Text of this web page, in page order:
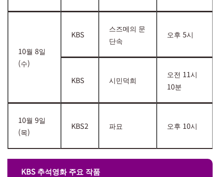
10월 8일
(수)
KBS
스즈메의 문
단속
오후 5시
KBS 시민덕희
오전 11시
10분
10월 9일
(목)
KBS2 파묘 오후 10시
KBS 추석영화 주요 작품